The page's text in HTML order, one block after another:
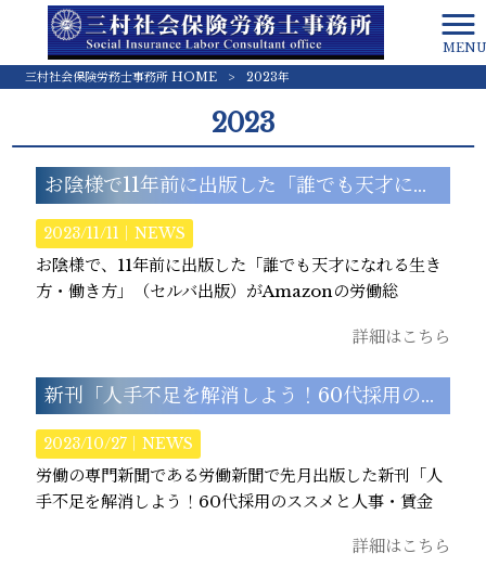
MENU
三村社会保険労務士事務所 HOME
> 2023年
2023
お陰様で11年前に出版した「誰でも天才になれる生き方・働き方」（セルバ出版）がAmazonの労働総合書籍のギフト本で1位になりました。
2023/11/11｜NEWS
お陰様で、11年前に出版した「誰でも天才になれる生き
方・働き方」（セルバ出版）がAmazonの労働総
詳細はこちら
新刊「人手不足を解消しよう！60代採用のススメと人事・賃金制度ガイド」（アニモ出版）が労働新聞で紹介されました。
2023/10/27｜NEWS
労働の専門新聞である労働新聞で先月出版した新刊「人
手不足を解消しよう！60代採用のススメと人事・賃金
詳細はこちら